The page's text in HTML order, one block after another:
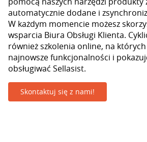
automatycznie dodane i
W każdym momencie możesz
wsparcia Biura Obsługi Klienta.
również szkolenia online, na
najnowsze funkcjonalności i
obsługiwać Sellasist.
Skontaktuj się z nami!